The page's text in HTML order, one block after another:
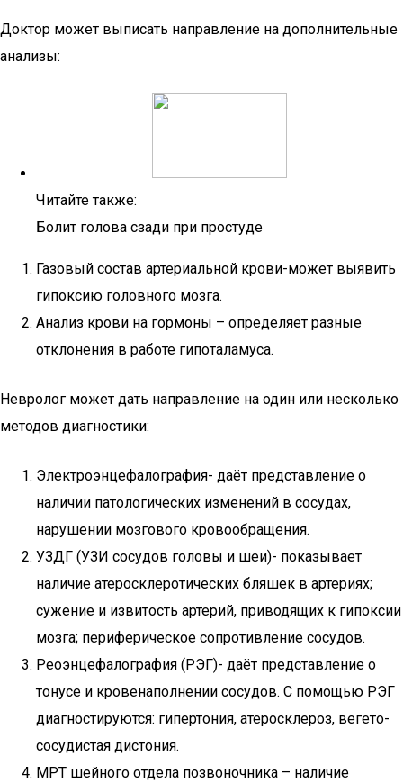
Доктор может выписать направление на дополнительные
анализы:
Читайте также:
Болит голова сзади при простуде
Газовый состав артериальной крови-может выявить
гипоксию головного мозга.
Анализ крови на гормоны – определяет разные
отклонения в работе гипоталамуса.
Невролог может дать направление на один или несколько
методов диагностики:
Электроэнцефалография- даёт представление о
наличии патологических изменений в сосудах,
нарушении мозгового кровообращения.
УЗДГ (УЗИ сосудов головы и шеи)- показывает
наличие атеросклеротических бляшек в артериях;
сужение и извитость артерий, приводящих к гипоксии
мозга; периферическое сопротивление сосудов.
Реоэнцефалография (РЭГ)- даёт представление о
тонусе и кровенаполнении сосудов. С помощью РЭГ
диагностируются: гипертония, атеросклероз, вегето-
сосудистая дистония.
МРТ шейного отдела позвоночника – наличие